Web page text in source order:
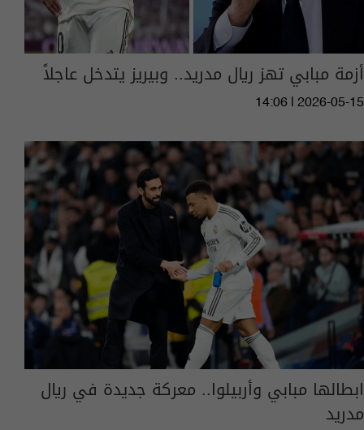
أزمة مبابي تهز ريال مدريد.. وبيريز يتدخل عاجلاً
14:06 | 2026-05-15
ابطالها مبابي وأربيلوا.. معركة جديدة في ريال
مدريد